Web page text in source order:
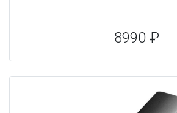
8990 ₽